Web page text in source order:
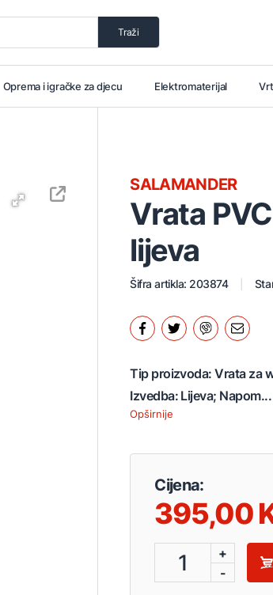
Traži
Oprema i igračke za djecu Elektromaterijal
Vrata
lijeva
SALAMANDER
Šifra artikla: 203874
Tip proizvoda: Vrata za
Izvedba: Lijeva; Napom...
Opširnije
Cijena:
395,00
1
+
-